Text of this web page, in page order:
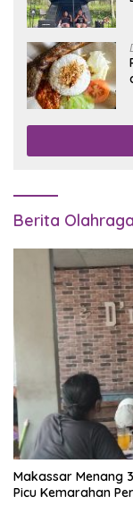
Berita Olahraga
Makassar Menang
Picu Kemarahan